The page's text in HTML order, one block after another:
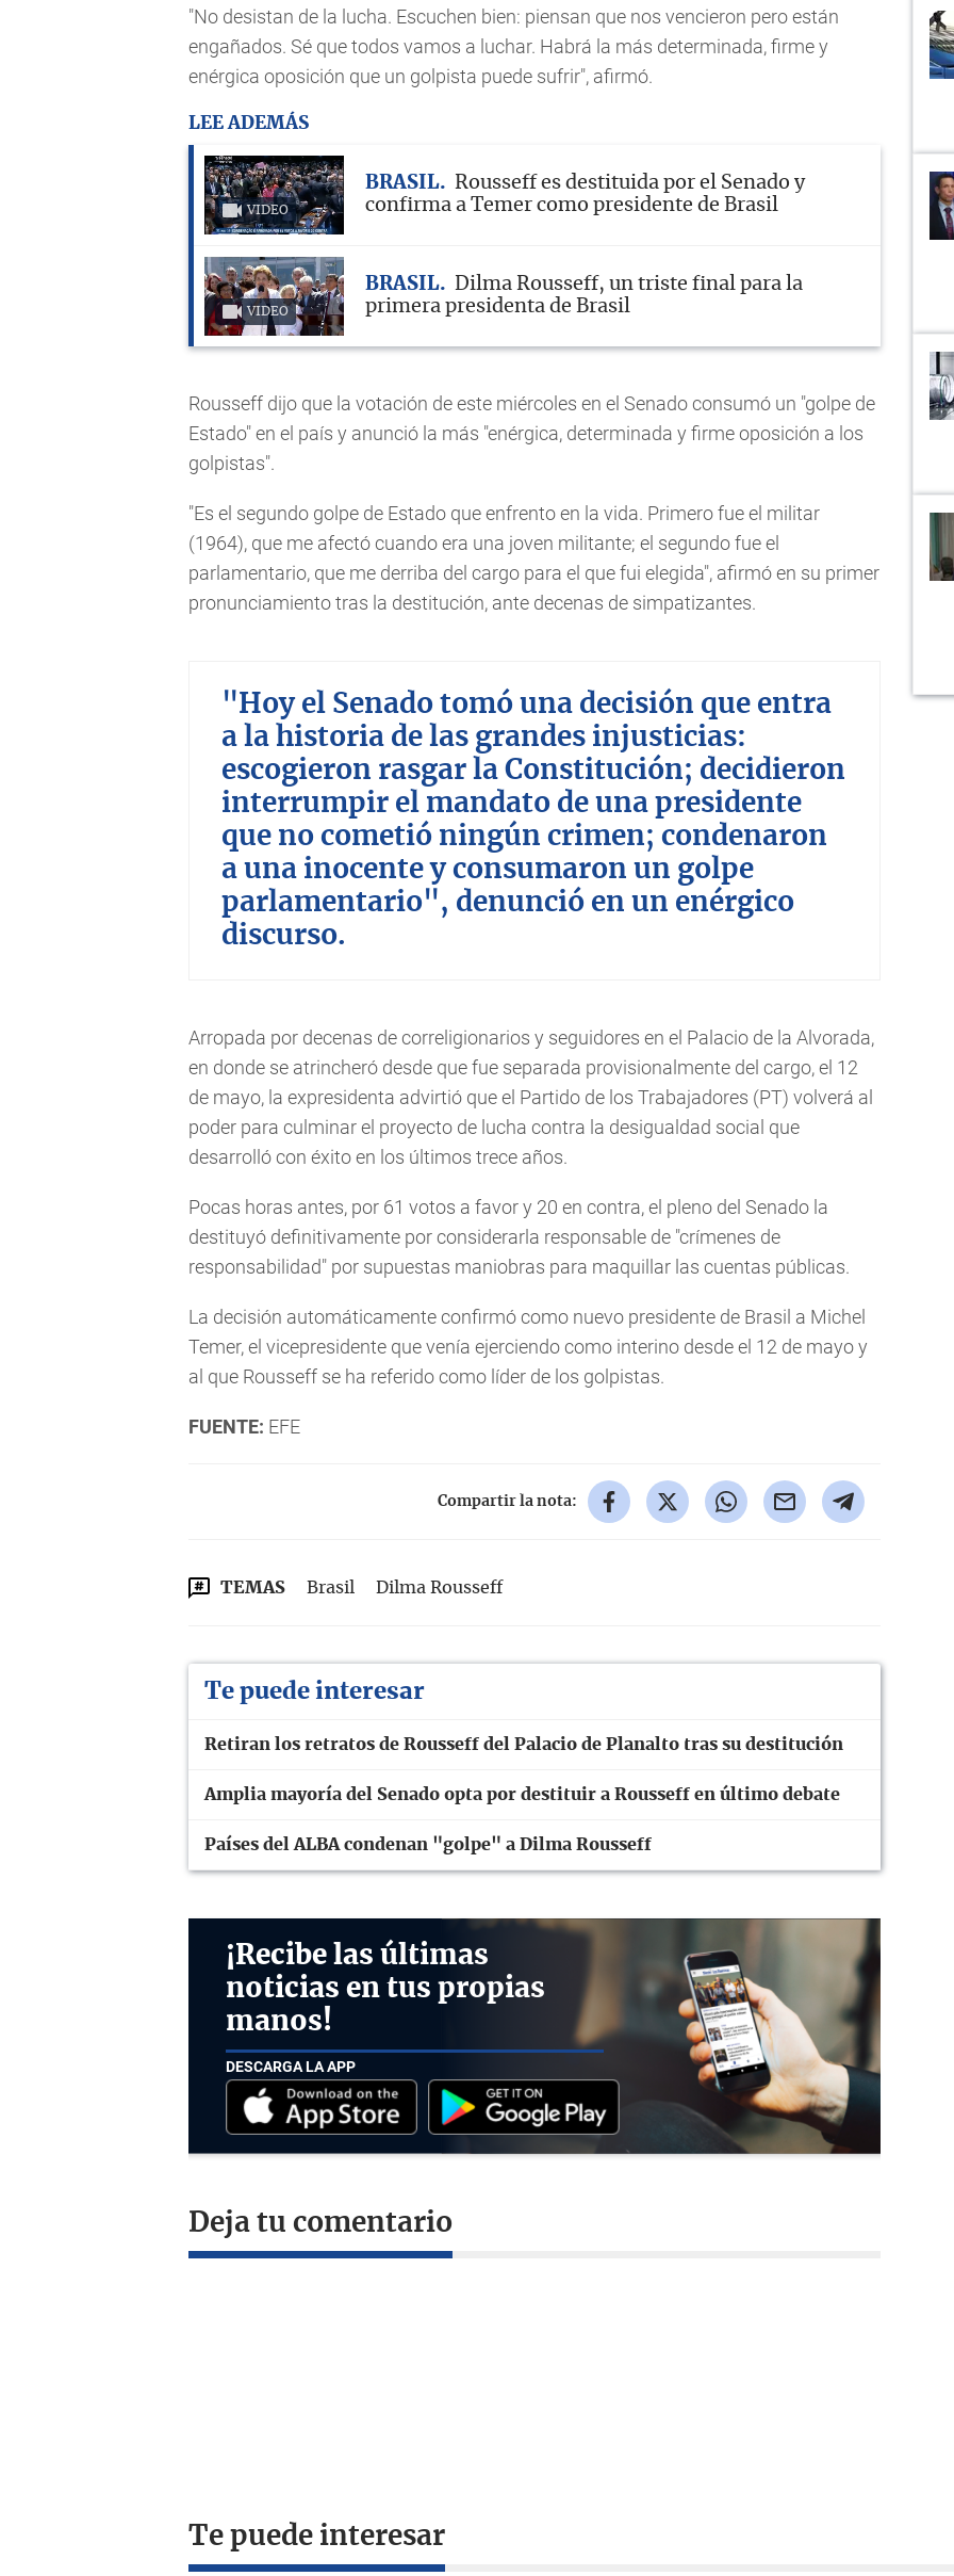
"No desistan de la lucha. Escuchen bien: piensan que nos vencieron pero están
engañados. Sé que todos vamos a luchar. Habrá la más determinada, firme y
enérgica oposición que un golpista puede sufrir", afirmó.
LEE ADEMÁS
VIDEO
BRASIL
Rousseff es destituida por el Senado y
confirma a Temer como presidente de Brasil
VIDEO
BRASIL
Dilma Rousseff, un triste final para la
primera presidenta de Brasil
Rousseff dijo que la votación de este miércoles en el Senado consumó un "golpe de
Estado" en el país y anunció la más "enérgica, determinada y firme oposición a los
golpistas".
"Es el segundo golpe de Estado que enfrento en la vida. Primero fue el militar
(1964), que me afectó cuando era una joven militante; el segundo fue el
parlamentario, que me derriba del cargo para el que fui elegida", afirmó en su primer
pronunciamiento tras la destitución, ante decenas de simpatizantes.
"Hoy el Senado tomó una decisión que entra
a la historia de las grandes injusticias:
escogieron rasgar la Constitución; decidieron
interrumpir el mandato de una presidente
que no cometió ningún crimen; condenaron
a una inocente y consumaron un golpe
parlamentario", denunció en un enérgico
discurso.
Arropada por decenas de correligionarios y seguidores en el Palacio de la Alvorada,
en donde se atrincheró desde que fue separada provisionalmente del cargo, el 12
de mayo, la expresidenta advirtió que el Partido de los Trabajadores (PT) volverá al
poder para culminar el proyecto de lucha contra la desigualdad social que
desarrolló con éxito en los últimos trece años.
Pocas horas antes, por 61 votos a favor y 20 en contra, el pleno del Senado la
destituyó definitivamente por considerarla responsable de "crímenes de
responsabilidad" por supuestas maniobras para maquillar las cuentas públicas.
La decisión automáticamente confirmó como nuevo presidente de Brasil a Michel
Temer, el vicepresidente que venía ejerciendo como interino desde el 12 de mayo y
al que Rousseff se ha referido como líder de los golpistas.
FUENTE: EFE
Compartir la nota:
TEMAS Brasil Dilma Rousseff
Te puede interesar
Retiran los retratos de Rousseff del Palacio de Planalto tras su destitución
Amplia mayoría del Senado opta por destituir a Rousseff en último debate
Países del ALBA condenan "golpe" a Dilma Rousseff
¡Recibe las últimas
noticias en tus propias
manos!
DESCARGA LA APP
Deja tu comentario
Te puede interesar